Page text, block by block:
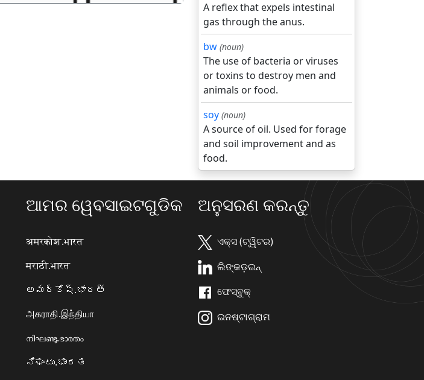
A reflex that expels intestinal
gas through the anus.
bw (noun)
The use of bacteria or viruses
or toxins to destroy men and
animals or food.
soy (noun)
A source of oil. Used for forage
and soil improvement and as
food.
ଆମର ୱେବସାଇଟଗୁଡିକ
अमरकोश.भारत
मराठी.भारत
అమర్కోష్.భారత్
அகராதி.இந்தியா
നിഘണ്ടു.ഭാരതം
ನಿಘಂಟು.ಭಾರತ
ଅନୁସରଣ କରନ୍ତୁ
ଏକ୍ସ (ଟ୍ୱିଟର)
ଲିଙ୍କଡ଼ଇନ୍
ଫେସ୍ବୁକ୍
ଇନଷ୍ଟାଗ୍ରାମ